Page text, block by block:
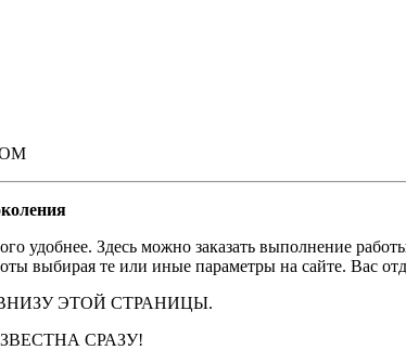
удобнее. Здесь можно заказать выполнение
выбирая те или иные параметры на сайте. Вас
ЭТОЙ СТРАНИЦЫ.
СРАЗУ!